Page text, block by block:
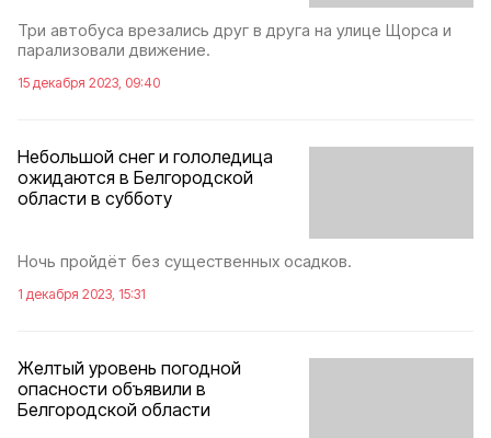
Три автобуса врезались друг в друга на улице Щорса и
парализовали движение.
15 декабря 2023, 09:40
Небольшой снег и гололедица
ожидаются в Белгородской
области в субботу
Ночь пройдёт без существенных осадков.
1 декабря 2023, 15:31
Желтый уровень погодной
опасности объявили в
Белгородской области